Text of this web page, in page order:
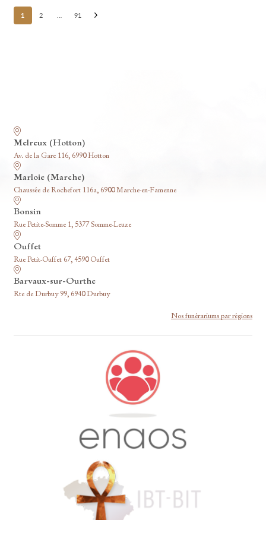
Posts
pagination
1 2 91
Melreux (Hotton)
Av. de la Gare 116, 6990 Hotton
Marloie (Marche)
Chaussée de Rochefort 116a, 6900 Marche-en-Famenne
Bonsin
Rue Petite-Somme 1, 5377 Somme-Leuze
Ouffet
Rue Petit-Ouffet 67, 4590 Ouffet
Barvaux-sur-Ourthe
Rte de Durbuy 99, 6940 Durbuy
Nos funérariums par régions